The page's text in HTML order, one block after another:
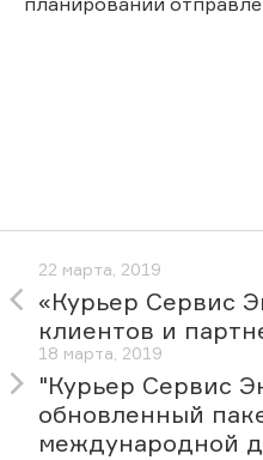
22 марта, 2019
«Курьер Сервис
клиентов и
18 марта, 2019
"Курьер Сервис
обновленный
международной